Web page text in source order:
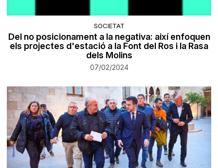
SOCIETAT
Del no posicionament a la negativa: així enfoquen
els projectes d'estació a la Font del Ros i la Rasa
dels Molins
07/02/2024